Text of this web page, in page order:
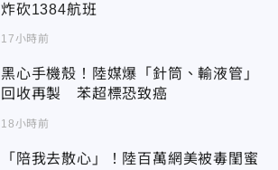
炸砍1384航班
17小時前
黑心手機殼！陸媒爆「針筒、輸液管」
回收再製 苯超標恐致癌
18小時前
「陪我去散心」！陸百萬網美被毒閨蜜